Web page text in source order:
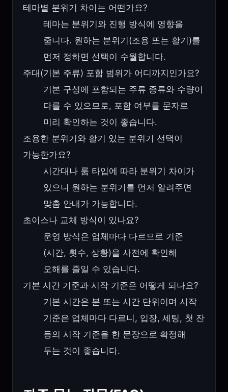
테마별 분위기 차이는 어떤가요?
테마는 분위기와 진행 방식에 영향을
줍니다. 원하는 분위기(조용 또는 활기)를
먼저 정하면 선택이 수월합니다.
주대(기본 주류) 포함 범위가 어디까지인가요?
기본 구성에 포함되는 주류 종류와 수량이
다를 수 있으므로, 포함 여부를 문자로
미리 확인하는 것이 좋습니다.
조용한 분위기와 활기 있는 분위기 선택이
가능한가요?
시간대나 룸 타입에 따라 분위기 차이가
있으니 원하는 분위기를 먼저 알려주면
맞춤 안내가 가능합니다.
초이스나 교체 방식이 있나요?
운영 방식은 업체마다 다르므로 기준
(시간, 횟수, 상황)을 사전에 확인해
오해를 줄일 수 있습니다.
기본 시간 기준과 시작 기준은 어떻게 되나요?
기본 시간은 분 또는 시간 단위이며 시작
기준은 업체마다 다르니, 입장, 세팅, 첫 잔
등의 시작 기준을 한 문장으로 확정해
두는 것이 좋습니다.